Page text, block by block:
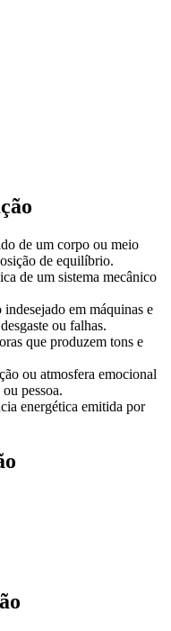
de um corpo ou meio
de equilíbrio.
de um sistema mecânico
em máquinas e
ou falhas.
que produzem tons e
ou atmosfera emocional
pessoa.
energética emitida por